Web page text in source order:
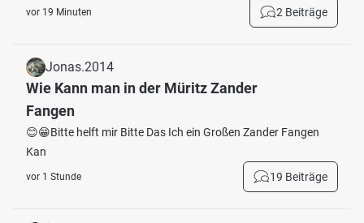
vor 19 Minuten 2 Beiträge
Jonas.2014
Wie Kann man in der Müritz Zander
Fangen
😊😁Bitte helft mir Bitte Das Ich ein Großen Zander Fangen
Kan
vor 1 Stunde 19 Beiträge